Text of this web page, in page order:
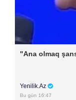
"Ana olmaq
Yenilik.Az
Bu gün 16:47